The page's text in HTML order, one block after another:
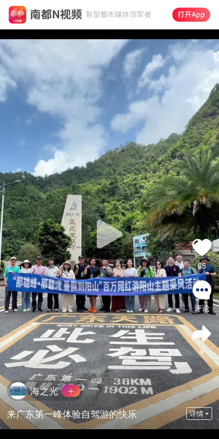
65
评论
9
海之光
来广东第一峰体验自驾游的快乐
详情